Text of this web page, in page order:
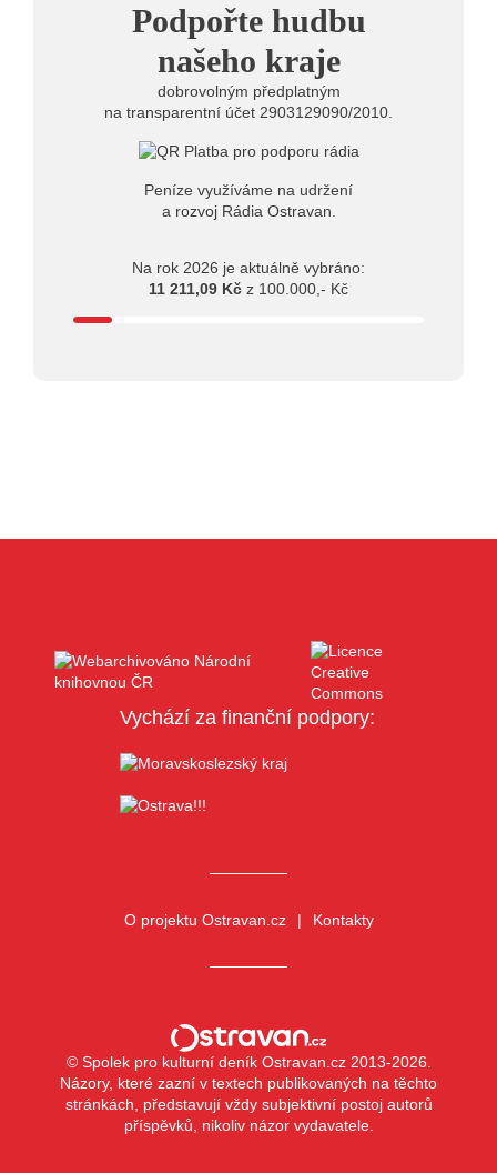
20.07.2026
Štěrkovna Open Music: Klubová scéna na festivalu
nabídne Krhuta i Beatles
Podpořte hudbu
našeho kraje
dobrovolným předplatným
na transparentní účet 2903129090/2010.
Peníze využíváme na udržení
a rozvoj Rádia Ostravan.
Na rok 2026 je aktuálně vybráno:
11 211,09 Kč z 100.000,- Kč
Vychází za finanční podpory:
O projektu Ostravan.cz Kontakty
© Spolek pro kulturní deník Ostravan.cz 2013-2026.
Názory, které zazní v textech publikovaných na těchto
stránkách, představují vždy subjektivní postoj autorů
příspěvků, nikoliv názor vydavatele.